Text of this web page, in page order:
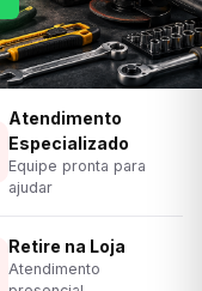
Atendimento
Especializado
Equipe pronta para
ajudar
Retire na Loja
Atendimento